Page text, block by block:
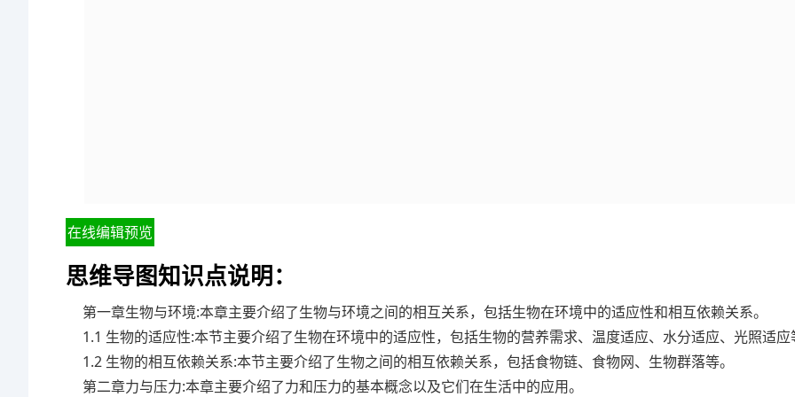
在线编辑预览
思维导图知识点说明：
第一章生物与环境:本章主要介绍了生物与环境之间的相互关系，包括生物在环境中的适应性和相互依赖关系。
1.1 生物的适应性:本节主要介绍了生物在环境中的适应性，包括生物的营养需求、温度适应、水分适应、光照适应
1.2 生物的相互依赖关系:本节主要介绍了生物之间的相互依赖关系，包括食物链、食物网、生物群落等。
第二章力与压力:本章主要介绍了力和压力的基本概念以及它们在生活中的应用。